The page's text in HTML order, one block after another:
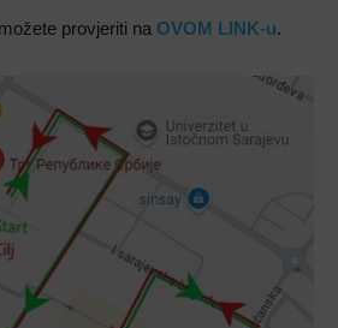
možete provjeriti na OVOM LINK-u.